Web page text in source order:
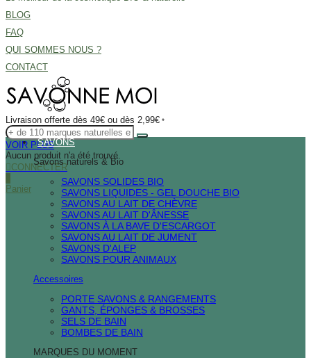
BLOG
FAQ
QUI SOMMES NOUS ?
CONTACT
Livraison offerte dès 49€ ou dès 2,99€ *
VOIR PLUS
Aucun produit n'a été trouvé.
CONNECTER
Panier
SAVONS
Savons naturels & Bio
SAVONS SOLIDES BIO
SAVONS LIQUIDES - GEL DOUCHE BIO
SAVONS AU LAIT DE CHÈVRE
SAVONS AU LAIT D'ÂNESSE
SAVONS À LA BAVE D'ESCARGOT
SAVONS AU LAIT DE JUMENT
SAVONS D'ALEP
SAVONS POUR ANIMAUX
Accessoires
PORTE SAVONS & RANGEMENTS
GANTS, ÉPONGES & BROSSES
SELS DE BAIN
BOMBES DE BAIN
MARQUES DU MOMENT